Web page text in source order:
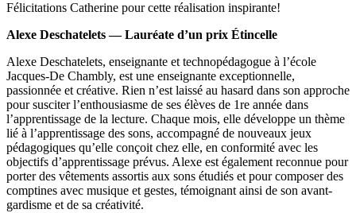
Félicitations Catherine pour cette réalisation inspirante!
Alexe Deschatelets — Lauréate d’un prix Étincelle
Alexe Deschatelets, enseignante et technopédagogue à l’école
Jacques-De Chambly, est une enseignante exceptionnelle,
passionnée et créative. Rien n’est laissé au hasard dans son approche
pour susciter l’enthousiasme de ses élèves de 1re année dans
l’apprentissage de la lecture. Chaque mois, elle développe un thème
lié à l’apprentissage des sons, accompagné de nouveaux jeux
pédagogiques qu’elle conçoit chez elle, en conformité avec les
objectifs d’apprentissage prévus. Alexe est également reconnue pour
porter des vêtements assortis aux sons étudiés et pour composer des
comptines avec musique et gestes, témoignant ainsi de son avant-
gardisme et de sa créativité.